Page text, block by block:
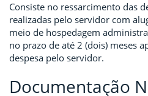
Consiste no ressarcimento das
realizadas pelo servidor com
meio de hospedagem
no prazo de até 2 (dois) meses
despesa pelo servidor.
Documentação